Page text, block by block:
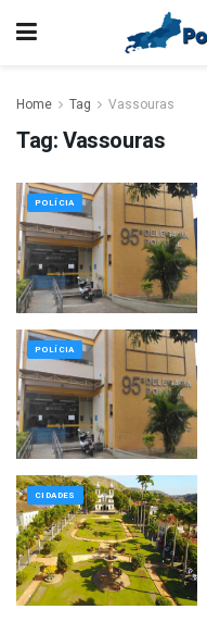
Home Tag Vassouras
Tag:Vassouras
POLÍCIA
POLÍCIA
CIDADES